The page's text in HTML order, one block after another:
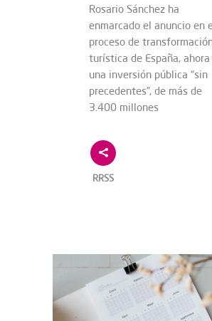
Rosario Sánchez ha
enmarcado el anuncio en
proceso de
turística de España, ahora
una inversión pública “sin
precedentes”, de más de
3.400 millones
RRSS